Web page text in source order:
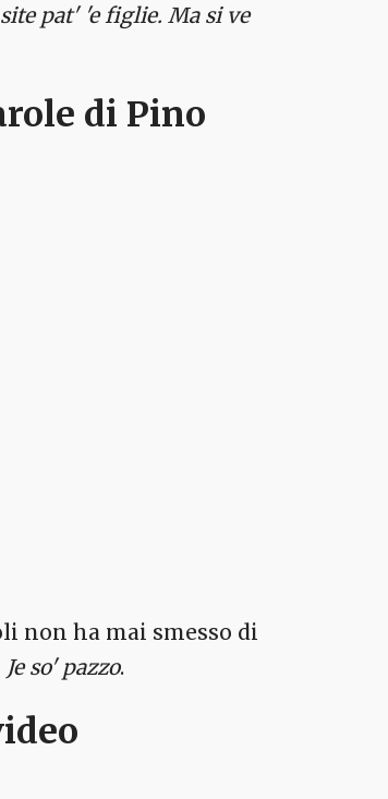
pat' 'e figlie. Ma si ve
di Pino
non ha mai smesso di
Je so' pazzo.